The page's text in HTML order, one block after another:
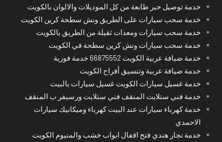
خدمة توصيل حبر طابعة من كل الموديلات والالوان بالكويت
خدمة سحب سيارات على الطريق ونش سطحة كرين الكويت
خدمة سحب سيارات ومعدات ثقيلة من الطريق بالكويت
خدمة سحب سيارات ونش كرين سطحة في الكويت
خدمة ضيافة عربية الكويت 66875552 خدمة فورية
خدمة ضيافة عربية وتنسيق أفراح الكويت
خدمة غسيل سيارات الكويت غسيل سيارات بالبيت
خدمة فني ستلايت المنقف فني ستلايت ورسيفر ب المنقف
خدمة كهرباء سيارات عند البيت كهرباء وميكانيك سيارات
الاحمدي
خدمة نجار هندي فتح اقفال ابواب خشب والمنيوم الكويت